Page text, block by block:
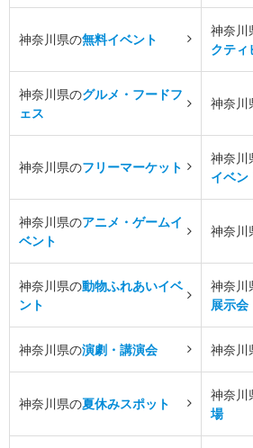
神奈川県の無料イベント
神奈川
クティ
神奈川県のグルメ・フードフ
ェス
神奈川
神奈川県のフリーマーケット
神奈川
イベン
神奈川県のアニメ・ゲームイ
ベント
神奈川
神奈川県の動物ふれあいイベ
ント
神奈川
展示会
神奈川県の演劇・講演会 神奈川
神奈川県の夏休みスポット
神奈川
場